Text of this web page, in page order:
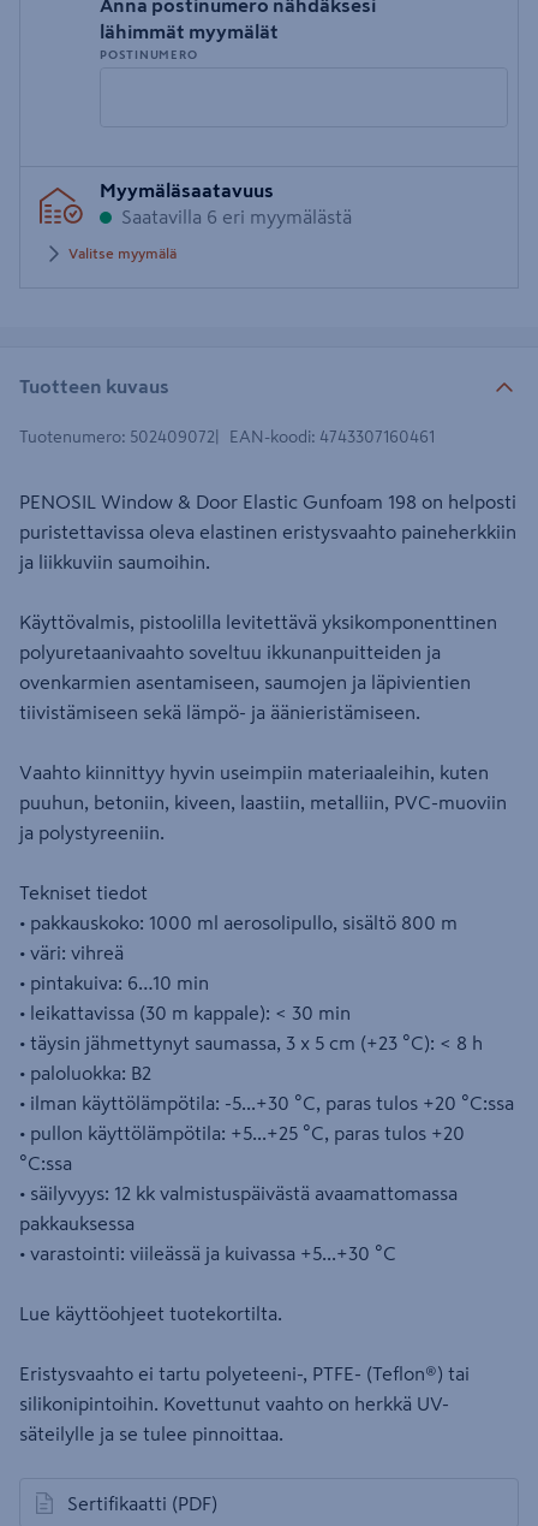
Anna postinumero nähdäksesi
lähimmät myymälät
POSTINUMERO
postinumero
Myymäläsaatavuus
Saatavilla 6 eri myymälästä
Valitse myymälä
Tuotteen kuvaus
Tuotenumero: 502409072 EAN-koodi: 4743307160461
PENOSIL Window & Door Elastic Gunfoam 198 on helposti
puristettavissa oleva elastinen eristysvaahto paineherkkiin
ja liikkuviin saumoihin.
Käyttövalmis, pistoolilla levitettävä yksikomponenttinen
polyuretaanivaahto soveltuu ikkunanpuitteiden ja
ovenkarmien asentamiseen, saumojen ja läpivientien
tiivistämiseen sekä lämpö- ja äänieristämiseen.
Vaahto kiinnittyy hyvin useimpiin materiaaleihin, kuten
puuhun, betoniin, kiveen, laastiin, metalliin, PVC-muoviin
ja polystyreeniin.
Tekniset tiedot
• pakkauskoko: 1000 ml aerosolipullo, sisältö 800 m
• väri: vihreä
• pintakuiva: 6…10 min
• leikattavissa (30 m kappale): < 30 min
• täysin jähmettynyt saumassa, 3 x 5 cm (+23 °C): < 8 h
• paloluokka: B2
• ilman käyttölämpötila: -5...+30 °C, paras tulos +20 °C:ssa
• pullon käyttölämpötila: +5...+25 °C, paras tulos +20
°C:ssa
• säilyvyys: 12 kk valmistuspäivästä avaamattomassa
pakkauksessa
• varastointi: viileässä ja kuivassa +5...+30 °C
Lue käyttöohjeet tuotekortilta.
Eristysvaahto ei tartu polyeteeni-, PTFE- (Teflon®) tai
silikonipintoihin. Kovettunut vaahto on herkkä UV-
säteilylle ja se tulee pinnoittaa.
Sertifikaatti (PDF)
avautuu uuteen välilehteen